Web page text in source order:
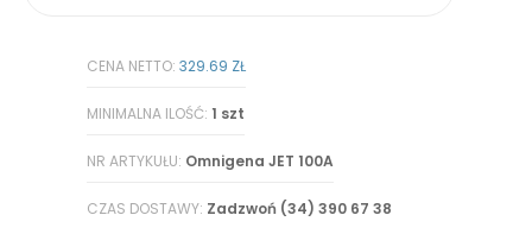
CENA NETTO:329.69 ZŁ
MINIMALNA ILOŚĆ:1 szt
NR ARTYKUŁU: Omnigena JET 100A
CZAS DOSTAWY: Zadzwoń (34) 390 67 38